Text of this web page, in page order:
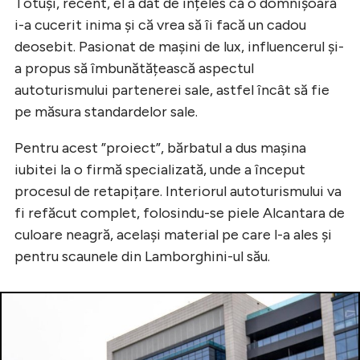
i-a cucerit inima și că vrea să îi facă un cadou
deosebit. Pasionat de mașini de lux, influencerul și-
a propus să îmbunătățească aspectul
autoturismului partenerei sale, astfel încât să fie
pe măsura standardelor sale.
Pentru acest ”proiect”, bărbatul a dus mașina
iubitei la o firmă specializată, unde a început
procesul de retapițare. Interiorul autoturismului va
fi refăcut complet, folosindu-se piele Alcantara de
culoare neagră, același material pe care l-a ales și
pentru scaunele din Lamborghini-ul său.